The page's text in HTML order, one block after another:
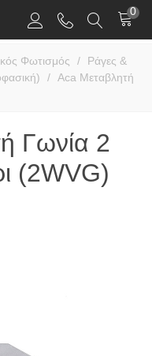
0
Φωτισμός /
Ράγες &
/ Aca Μεταβλητή
Γωνία 2
(2WVG)